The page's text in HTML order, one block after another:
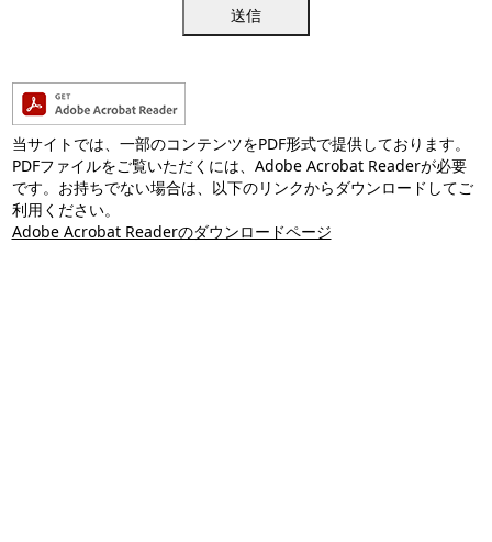
送信
当サイトでは、一部のコンテンツをPDF形式で提供しております。
PDFファイルをご覧いただくには、Adobe Acrobat Readerが必要
です。お持ちでない場合は、以下のリンクからダウンロードしてご
利用ください。
Adobe Acrobat Readerのダウンロードページ